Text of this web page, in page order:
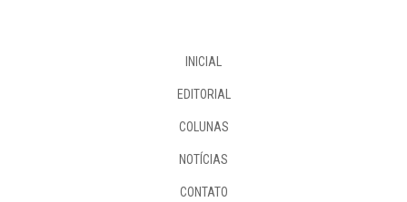
INICIAL
EDITORIAL
COLUNAS
NOTÍCIAS
CONTATO